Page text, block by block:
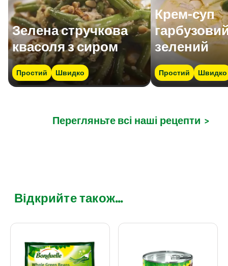
Зелена стручкова
квасоля з сиром
Простий Швидко
Крем-суп
зелений
Простий Швидко
Перегляньте всі наші рецепти >
Відкрийте також...